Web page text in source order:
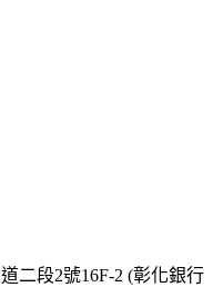
二段2號16F-2 (彰化銀行